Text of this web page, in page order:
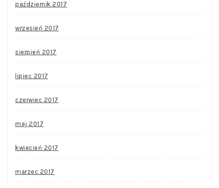
październik 2017
wrzesień 2017
sierpień 2017
lipiec 2017
czerwiec 2017
maj 2017
kwiecień 2017
marzec 2017